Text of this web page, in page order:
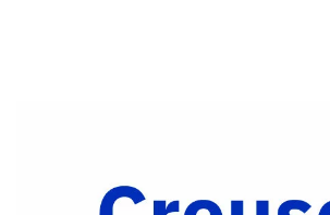
Facebook
Partager